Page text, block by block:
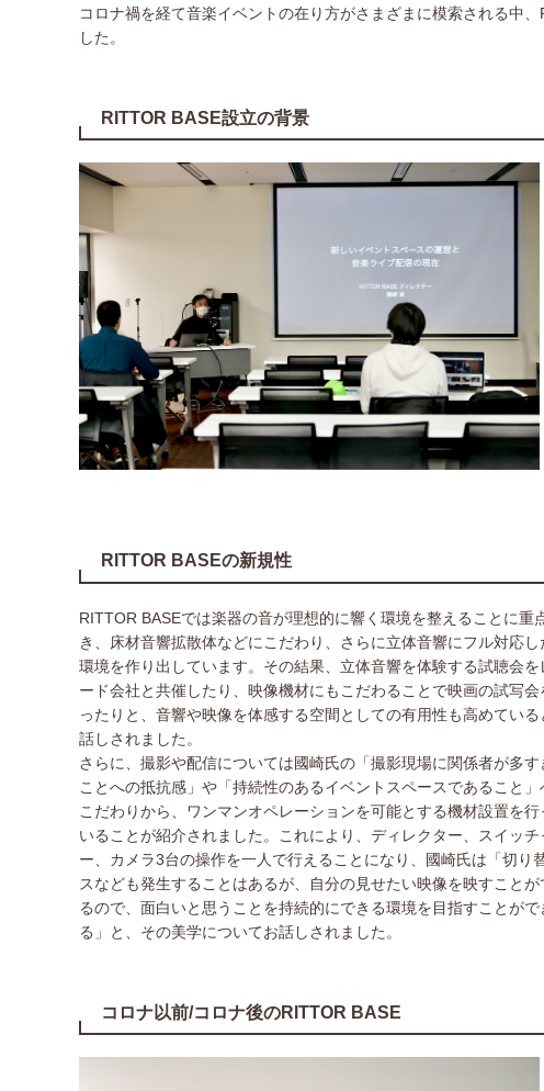
コロナ禍を経て音楽イベントの在り方がさまざまに模索される中
した。
RITTOR BASE設立の背景
RITTOR BASEの新規性
RITTOR BASEでは楽器の音が理想的に響く環境を整えることに重
き、床材音響拡散体などにこだわり、さらに立体音響にフル対応し
環境を作り出しています。その結果、立体音響を体験する試聴会を
ード会社と共催したり、映像機材にもこだわることで映画の試写会
ったりと、音響や映像を体感する空間としての有用性も高めている
話しされました。
さらに、撮影や配信については國崎氏の「撮影現場に関係者が多す
ことへの抵抗感」や「持続性のあるイベントスペースであること」
こだわりから、ワンマンオペレーションを可能とする機材設置を行
いることが紹介されました。これにより、ディレクター、スイッチ
ー、カメラ3台の操作を一人で行えることになり、國崎氏は「切り
スなども発生することはあるが、自分の見せたい映像を映すことが
るので、面白いと思うことを持続的にできる環境を目指すことがで
る」と、その美学についてお話しされました。
コロナ以前/コロナ後のRITTOR BASE